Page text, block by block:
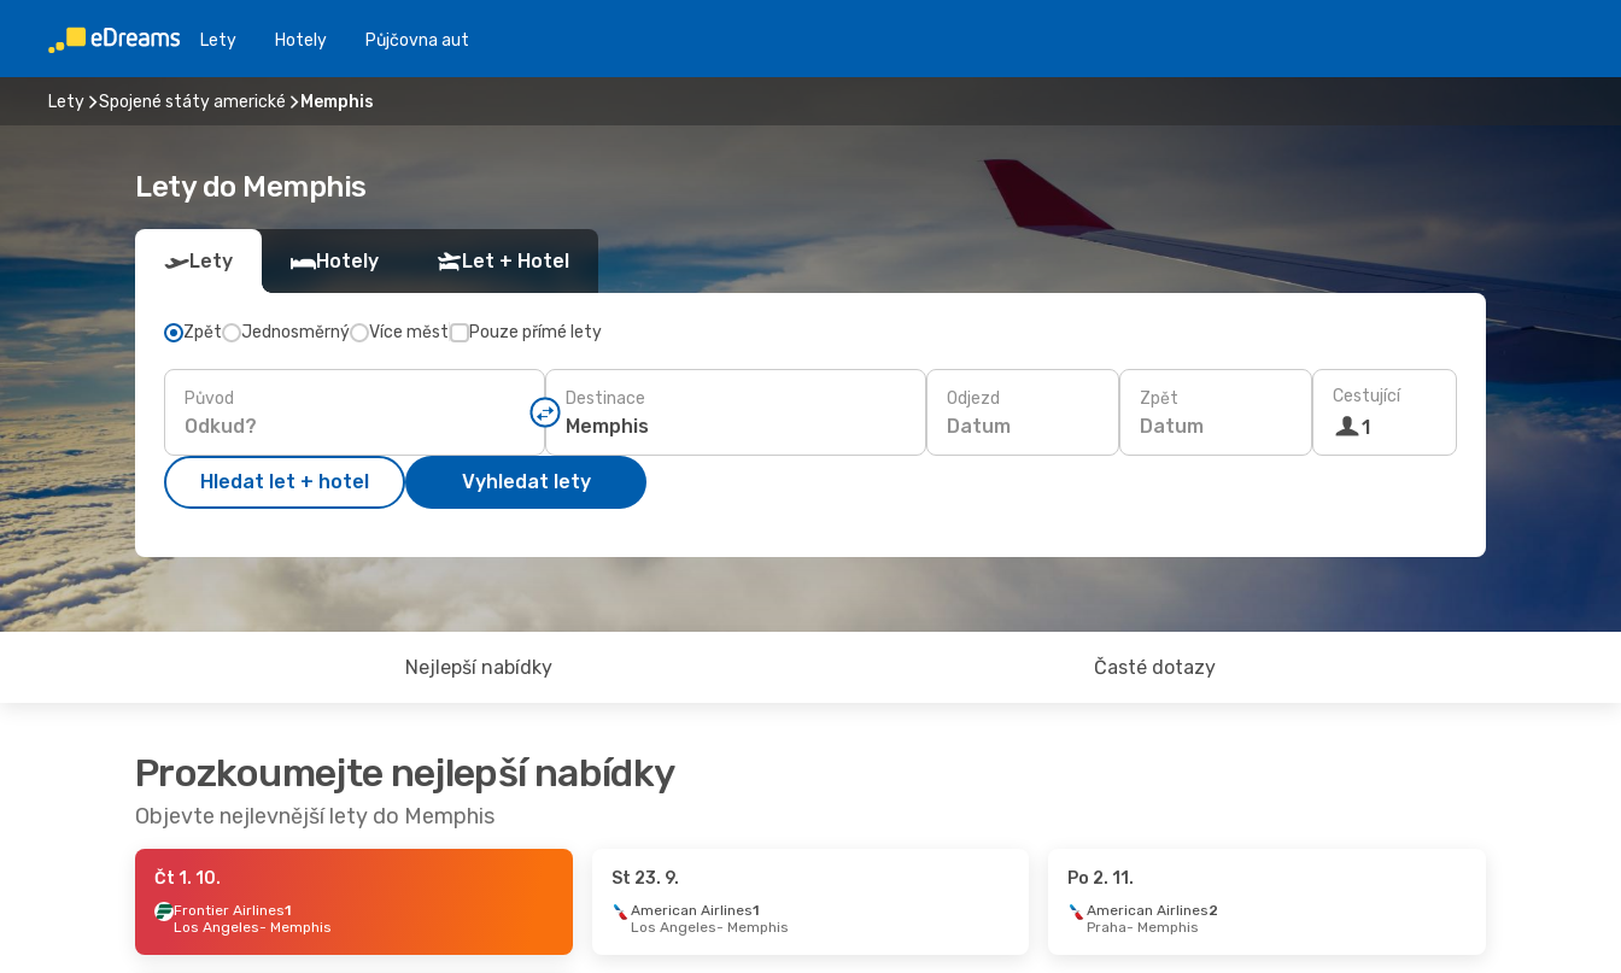
Lety Hotely Půjčovna aut
Lety Spojené státy americké Memphis
Lety do Memphis
Lety Hotely Let + Hotel
Zpět Jednosměrný Více měst Pouze přímé lety
Původ Destinace Odjezd
Datum
Zpět
Datum
Cestující
1
Hledat let + hotel Vyhledat lety
Nejlepší nabídky Časté dotazy
Prozkoumejte nejlepší nabídky
Objevte nejlevnější lety do Memphis
Čt 1. 10.
Frontier Airlines1
Los Angeles- Memphis
St 23. 9.
American Airlines1
Los Angeles- Memphis
Po 2. 11.
American Airlines2
Praha- Memphis